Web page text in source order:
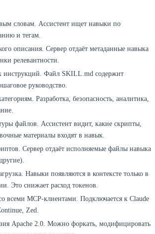
словам. Ассистент ищет навыки по
и тегам.
описания. Сервер отдаёт метаданные навыка
релевантности.
инструкций. Файл SKILL.md содержит
руководство.
Разработка, безопасность, аналитика,
файлов. Ассистент видит, какие скрипты,
материалы входят в навык.
Сервер отдаёт исполняемые файлы навыка
Навыки появляются в контексте только в
Это снижает расход токенов.
всеми MCP-клиентами. Подключается к Claude
Zed.
Apache 2.0. Можно форкать, модифицировать